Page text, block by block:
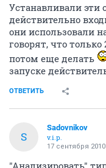
Устанавливали эти
действительно
они использовали
говорят, что
потом еще делать
запуске
ОТВЕТИТЬ
S
Sadovnikov
v.i.p.
17 сентября 2010
"Анализировать"